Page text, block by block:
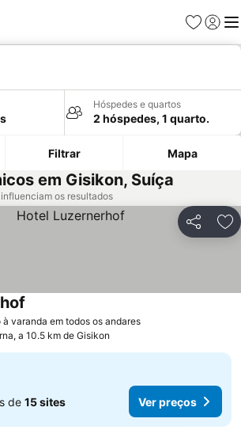
Favoritos
Iniciar
Hóspedes e quartos
2 hóspedes, 1 quarto.
Filtrar Mapa
em Gisikon, Suíça
os resultados
Partilhar
à varanda em todos os andaresVer preços
a 10.5 km de Gisikon
de 15 sites Ver preços